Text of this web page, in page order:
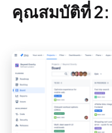
คุณสมบัติที่